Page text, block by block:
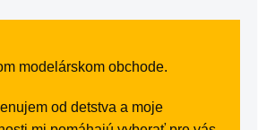
modelárskom obchode.
od detstva a moje